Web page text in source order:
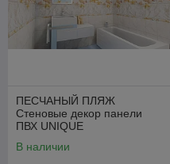
ПЕСЧАНЫЙ ПЛЯЖ
Стеновые декор панели
ПВХ UNIQUE
В наличии